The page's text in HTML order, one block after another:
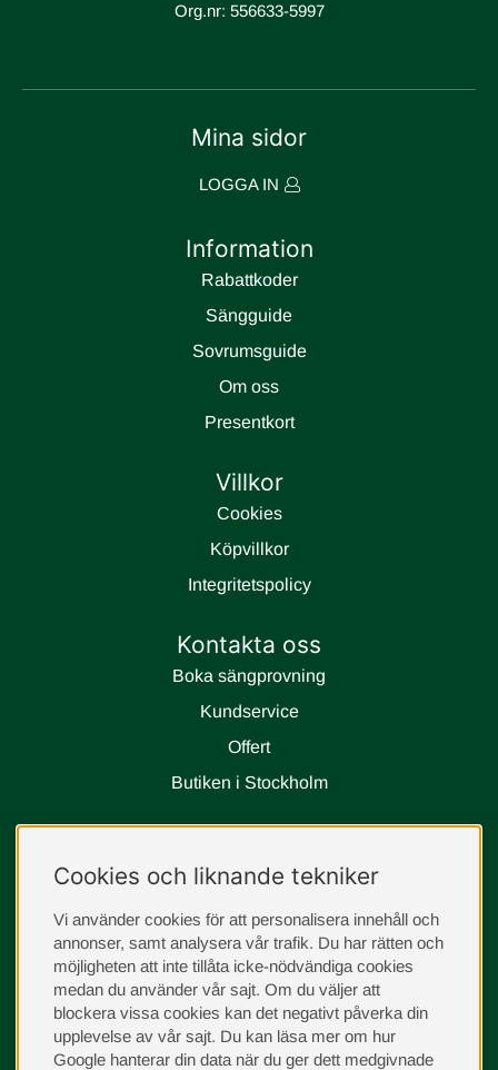
Org.nr: 556633-5997
Mina sidor
LOGGA IN
Information
Rabattkoder
Sängguide
Sovrumsguide
Om oss
Presentkort
Villkor
Cookies
Köpvillkor
Integritetspolicy
Kontakta oss
Boka sängprovning
Kundservice
Offert
Butiken i Stockholm
instagram
Cookies och liknande tekniker
Vi använder cookies för att personalisera innehåll och
annonser, samt analysera vår trafik. Du har rätten och
möjligheten att inte tillåta icke-nödvändiga cookies
medan du använder vår sajt. Om du väljer att
blockera vissa cookies kan det negativt påverka din
upplevelse av vår sajt. Du kan läsa mer om hur
Google hanterar din data när du ger dett medgivnade